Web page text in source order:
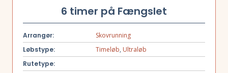
6 timer på Fængslet
Arrangør:
Skovrunning
Løbstype:
Timeløb, Ultraløb
Rutetype: